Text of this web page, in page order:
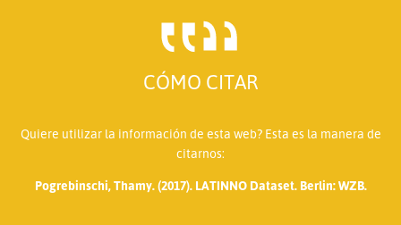
CÓMO CITAR
Quiere utilizar la información de esta web? Esta es la manera de
citarnos:
Pogrebinschi, Thamy. (2017). LATINNO Dataset. Berlin: WZB.